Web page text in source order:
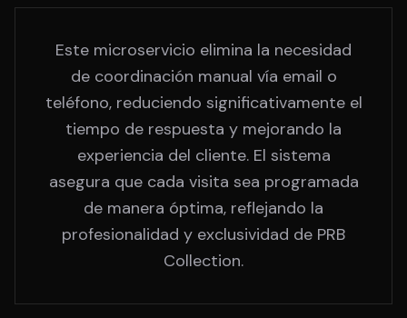
Este microservicio elimina la necesidad
de coordinación manual vía email o
teléfono, reduciendo significativamente el
tiempo de respuesta y mejorando la
experiencia del cliente. El sistema
asegura que cada visita sea programada
de manera óptima, reflejando la
profesionalidad y exclusividad de PRB
Collection.